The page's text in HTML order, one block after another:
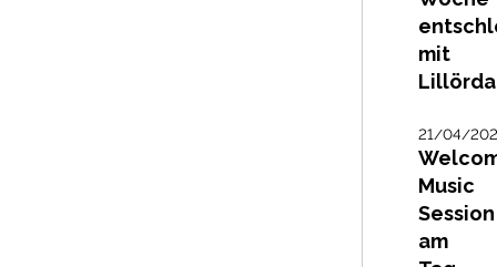
mit
21/04/
Music
Session
am